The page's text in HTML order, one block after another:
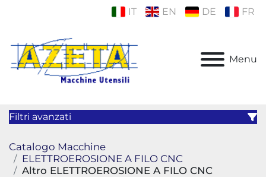
IT EN DE FR
Menu
Filtri avanzati
Categoria
Catalogo Macchine
ELETTROEROSIONE A FILO CNC
Altro ELETTROEROSIONE A FILO CNC